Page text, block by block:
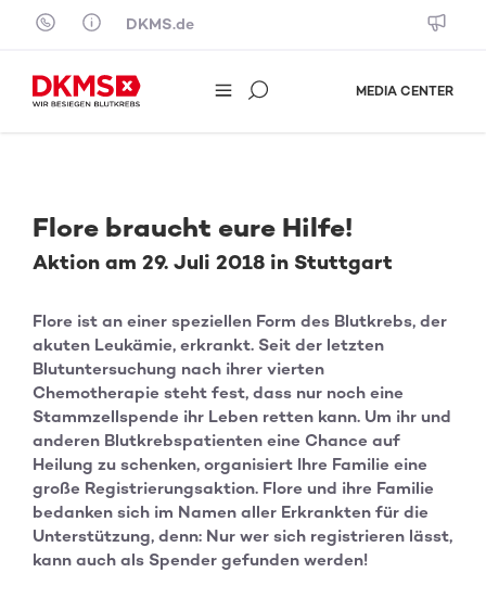
Skip to content
DKMS.de
MEDIA CENTER
Flore braucht eure Hilfe!
Aktion am 29. Juli 2018 in Stuttgart
Flore ist an einer speziellen Form des Blutkrebs, der
akuten Leukämie, erkrankt. Seit der letzten
Blutuntersuchung nach ihrer vierten
Chemotherapie steht fest, dass nur noch eine
Stammzellspende ihr Leben retten kann. Um ihr und
anderen Blutkrebspatienten eine Chance auf
Heilung zu schenken, organisiert Ihre Familie eine
große Registrierungsaktion. Flore und ihre Familie
bedanken sich im Namen aller Erkrankten für die
Unterstützung, denn: Nur wer sich registrieren lässt,
kann auch als Spender gefunden werden!